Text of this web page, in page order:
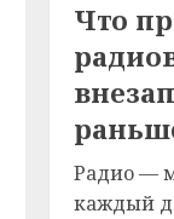
Что
Радио —
каждый